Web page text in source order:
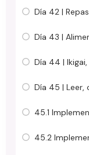
Día 42 |
Día 43 |
Día 44 |
Día 45 | Leer,
45.1
45.2